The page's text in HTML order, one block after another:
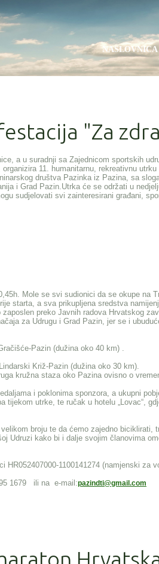
NASLOVNICA
"Za
a u suradnji sa Zajednicom sportskih
11. humanitarnu, rekreativnu
društva Pazinka iz Pazina, sa
i Grad Pazin.Utrka će se održati u
sudjelovati svi zainteresirani građani,
Mole se svi sudionici da se okupe na
starta, a sva prikupljena sredstva
preko Javnih radova Hrvatskog
za Udrugu i Grad Pazin, jer se i
Pazin (dužina oko 40 km) .
Križ-Pazin (dužina oko 30 km).
kružna staza oko Pazina ovisno o
i poklonima sponzora, a ukupni
tijekom utrke, te ručak u hotelu „Lovac“,
broju te da ćemo zajedno biciklirati,
Udruzi kako bi i dalje svojim članovima
HR052407000-1100141274 (namjenski za
1679 ili na e-mail:pazindti@gmail.com